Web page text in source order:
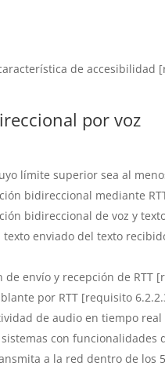
de accesibilidad
por voz
límite superior sea al
bidireccional mediante
bidireccional de voz y
enviado del texto
envío y recepción de RTT
por RTT [requisito
de audio en tiempo real
con funcionalidades
a la red dentro de los